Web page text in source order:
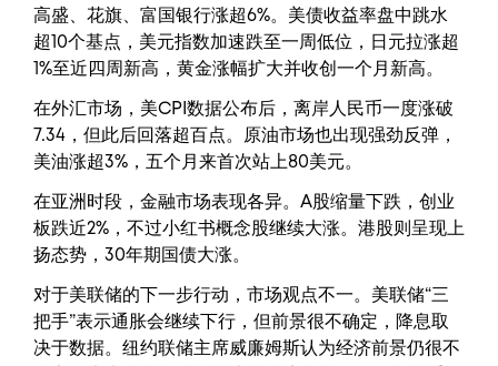
高盛、花旗、富国银行涨超6%。美债收益率盘中跳水
超10个基点，美元指数加速跌至一周低位，日元拉涨超
1%至近四周新高，黄金涨幅扩大并收创一个月新高。
在外汇市场，美CPI数据公布后，离岸人民币一度涨破
7.34，但此后回落超百点。原油市场也出现强劲反弹，
美油涨超3%，五个月来首次站上80美元。
在亚洲时段，金融市场表现各异。A股缩量下跌，创业
板跌近2%，不过小红书概念股继续大涨。港股则呈现上
扬态势，30年期国债大涨。
对于美联储的下一步行动，市场观点不一。美联储“三
把手”表示通胀会继续下行，但前景很不确定，降息取
决于数据。纽约联储主席威廉姆斯认为经济前景仍很不